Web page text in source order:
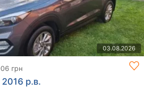
03.08.2026
грн
р.в.